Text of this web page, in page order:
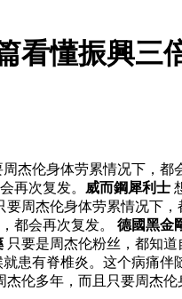
看懂振興三
杰伦身体劳累情况下，
再次复发。 威而鋼犀利士
周杰伦身体劳累情况下
都会再次复发。 德國黑金
只要是周杰伦粉丝，都知
患有脊椎炎。这个病痛
伦多年，而且只要周杰